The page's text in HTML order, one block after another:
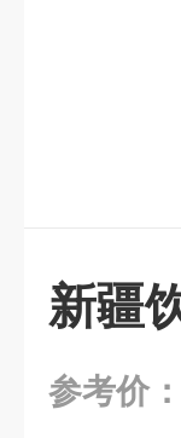
新疆
参考价：